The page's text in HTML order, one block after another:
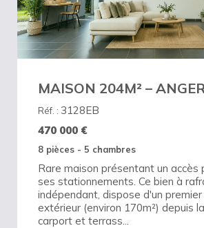
MAISON 204M² –
Réf. : 3128EB
470 000 €
8 pièces - 5 chambres
Rare maison présentant un accès
ses stationnements. Ce bien à
indépendant, dispose d'un
extérieur (environ 170m²) depuis
carport et terrass...